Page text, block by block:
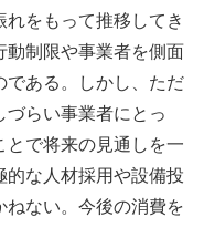
をもって推移してき
動制限や事業者を側面
である。しかし、ただ
づらい事業者にとっ
とで将来の見通しを一
的な人材採用や設備投
ねない。今後の消費を